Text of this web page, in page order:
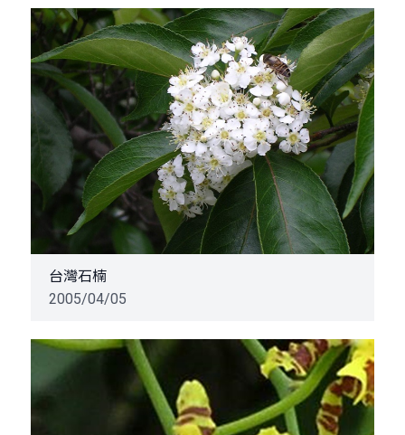
台灣石楠
2005/04/05